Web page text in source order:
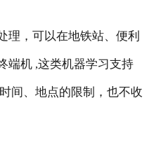
理，可以在地铁站、便利
端机 ,这类机器学习支持
间、地点的限制，也不收